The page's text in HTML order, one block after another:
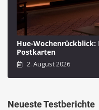
Hue-
Postkarten
2. August 2026
Neueste Testberichte